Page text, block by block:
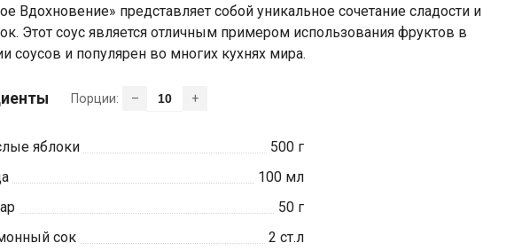
Вдохновение» представляет собой уникальное сочетание сладости и
Этот соус является отличным примером использования фруктов в
соусов и популярен во многих кухнях мира.
Порции: – +
яблоки 500г
100мл
50г
сок
2 ст.л